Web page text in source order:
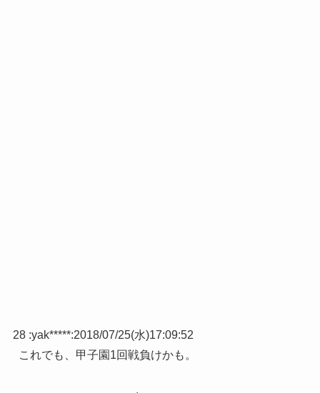
28 :yak*****:2018/07/25(水)17:09:52
これでも、甲子園1回戦負けかも。